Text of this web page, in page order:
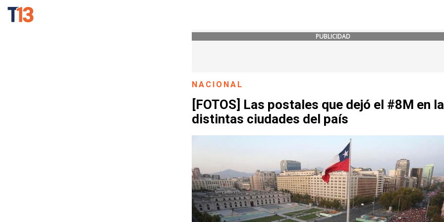
PUBLICIDAD
NACIONAL
[FOTOS] Las postales que dejó el #8M en
distintas ciudades del país